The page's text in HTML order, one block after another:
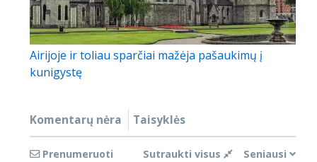
Airijoje ir toliau sparčiai mažėja pašaukimų į
kunigystę
Komentarų nėra Taisyklės
Prenumeruoti Seniausi
Sutraukti visus